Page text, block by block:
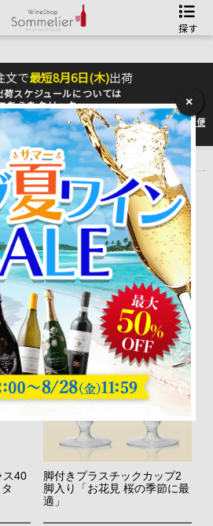
探す
文で最短8月6日(木)出荷
荷スケジュールについては
ちらをクリック
に遅れが生じております。最新情報は佐川急便
をご確認下さい。
＞ ワイングラス ＞ 使い捨てプラカップ
ます。（全2件）
ス40
脚付きプラスチックカップ2
脚入り「お花見 桜の季節に最
適」
×